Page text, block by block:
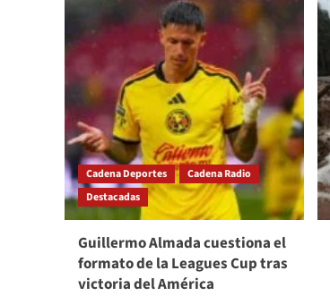
Cadena Deportes
Cadena Radio
Destacadas
Guillermo Almada cuestiona el
formato de la Leagues Cup tras
victoria del América